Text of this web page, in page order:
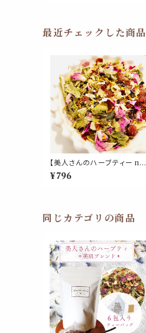
最近チェックした商品
【美人さんのハーブティー no.
6】 リラックス ブレンド リーフ
20g 金木犀 キャットニップ リ
フト プレゼント 贈り物
¥796
同じカテゴリの商品